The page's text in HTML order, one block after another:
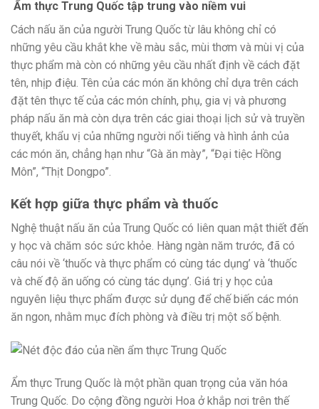
Ẩm thực Trung Quốc tập trung vào niềm vui
Cách nấu ăn của người Trung Quốc từ lâu không chỉ có
những yêu cầu khắt khe về màu sắc, mùi thơm và mùi vị của
thực phẩm mà còn có những yêu cầu nhất định về cách đặt
tên, nhịp điệu. Tên của các món ăn không chỉ dựa trên cách
đặt tên thực tế của các món chính, phụ, gia vị và phương
pháp nấu ăn mà còn dựa trên các giai thoại lịch sử và truyền
thuyết, khẩu vị của những người nổi tiếng và hình ảnh của
các món ăn, chẳng hạn như “Gà ăn mày”, “Đại tiệc Hồng
Môn”, “Thịt Dongpo”.
Kết hợp giữa thực phẩm và thuốc
Nghệ thuật nấu ăn của Trung Quốc có liên quan mật thiết đến
y học và chăm sóc sức khỏe. Hàng ngàn năm trước, đã có
câu nói về ‘thuốc và thực phẩm có cùng tác dụng’ và ‘thuốc
và chế độ ăn uống có cùng tác dụng’. Giá trị y học của
nguyên liệu thực phẩm được sử dụng để chế biến các món
ăn ngon, nhằm mục đích phòng và điều trị một số bệnh.
Ẩm thực Trung Quốc là một phần quan trọng của văn hóa
Trung Quốc. Do cộng đồng người Hoa ở khắp nơi trên thế